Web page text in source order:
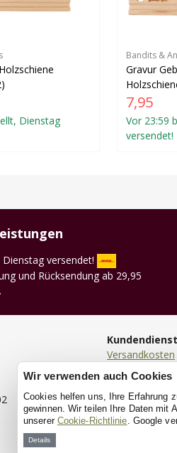
Dienstag
Bandits &
Gravur
7,95
Vor 23:59
versendet!
versendet!
und Rücksendung ab 29,95
Kundendienst
Versandkosten
Lieferung
Bestellen
Bezahlung
Rücksendung
Garantie
Wir verwenden auch Cookies
Cookies helfen uns, Ihre Erfahrung
gewinnen. Wir teilen Ihre Daten mit
unserer Cookie-Richtlinie . Google
Details